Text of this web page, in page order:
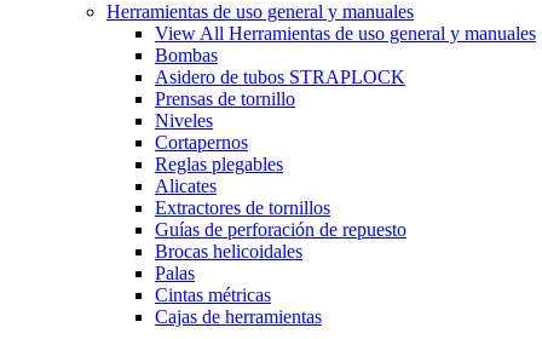
Herramientas de uso general y manuales
View All Herramientas de uso general y manuales
Bombas
Asidero de tubos STRAPLOCK
Prensas de tornillo
Niveles
Cortapernos
Reglas plegables
Alicates
Extractores de tornillos
Guías de perforación de repuesto
Brocas helicoidales
Palas
Cintas métricas
Cajas de herramientas